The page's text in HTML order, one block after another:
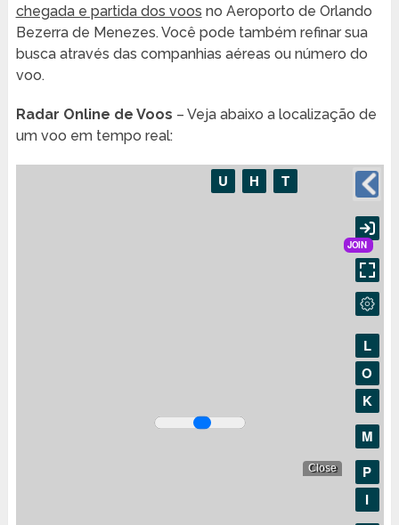
chegada e partida dos voos no Aeroporto de Orlando
Bezerra de Menezes. Você pode também refinar sua
busca através das companhias aéreas ou número do
voo.
Radar Online de Voos – Veja abaixo a localização de
um voo em tempo real: